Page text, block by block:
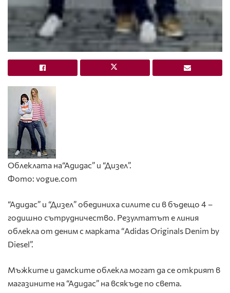
Облеклата на“Адидас” и “Дизел”.
Фото: vogue.com
“Адидас” и “Дизел” обединиха силите си в бъдещо 4 –
годишно сътрудничество. Резултатът е линия
облекла от деним с марката “Adidas Originals Denim by
Diesel”.
Мъжките и дамските облекла могат да се открият в
магазините на “Адидас” на всякъде по света.